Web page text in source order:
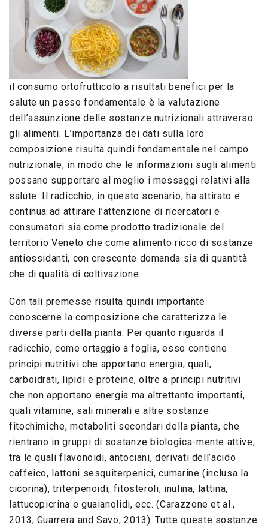
il consumo ortofrutticolo a risultati benefici per la
salute un passo fondamentale è la valutazione
dell’assunzione delle sostanze nutrizionali attraverso
gli alimenti. L’importanza dei dati sulla loro
composizione risulta quindi fondamentale nel campo
nutrizionale, in modo che le informazioni sugli alimenti
possano supportare al meglio i messaggi relativi alla
salute. Il radicchio, in questo scenario, ha attirato e
continua ad attirare l’attenzione di ricercatori e
consumatori sia come prodotto tradizionale del
territorio Veneto che come alimento ricco di sostanze
antiossidanti, con crescente domanda sia di quantità
che di qualità di coltivazione.
Con tali premesse risulta quindi importante
conoscerne la composizione che caratterizza le
diverse parti della pianta. Per quanto riguarda il
radicchio, come ortaggio a foglia, esso contiene
principi nutritivi che apportano energia, quali,
carboidrati, lipidi e proteine, oltre a principi nutritivi
che non apportano energia ma altrettanto importanti,
quali vitamine, sali minerali e altre sostanze
fitochimiche, metaboliti secondari della pianta, che
rientrano in gruppi di sostanze biologica-mente attive,
tra le quali flavonoidi, antociani, derivati dell’acido
caffeico, lattoni sesquiterpenici, cumarine (inclusa la
cicorina), triterpenoidi, fitosteroli, inulina, lattina,
lattucopicrina e guaianolidi, ecc. (Carazzone et al.,
2013; Guarrera and Savo, 2013). Tutte queste sostanze